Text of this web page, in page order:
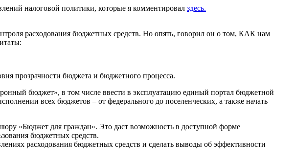
налоговой политики, которые я комментировал здесь.
расходования бюджетных средств. Но опять, говорил он о том, КАК нам
прозрачности бюджета и бюджетного процесса.
бюджет», в том числе ввести в эксплуатацию единый портал бюджетной
всех бюджетов – от федерального до поселенческих, а также начать
«Бюджет для граждан». Это даст возможность в доступной форме
бюджетных средств.
расходования бюджетных средств и сделать выводы об эффективности